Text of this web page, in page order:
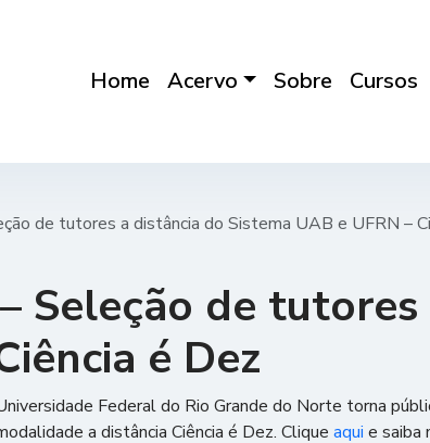
Home Acervo Sobre Cursos
de tutores a distância do Sistema UAB e UFRN –
Seleção de
é Dez
Federal do Rio Grande do Norte torna
a distância Ciência é Dez. Clique aqui e saiba